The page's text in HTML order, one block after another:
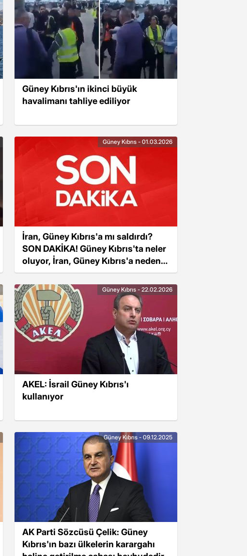
Güney Kıbrıs'ın ikinci büyük
havalimanı tahliye ediliyor
İran, Güney Kıbrıs'a mı saldırdı?
SON DAKİKA! Güney Kıbrıs'ta neler
oluyor, İran, Güney Kıbrıs'a neden
saldırdı?
Güney Kıbrıs - 01.03.2026
AKEL: İsrail Güney Kıbrıs'ı
kullanıyor
Güney Kıbrıs - 22.02.2026
AK Parti Sözcüsü Çelik: Güney
Kıbrıs'ın bazı ülkelerin karargahı
Güney Kıbrıs - 09.12.2025